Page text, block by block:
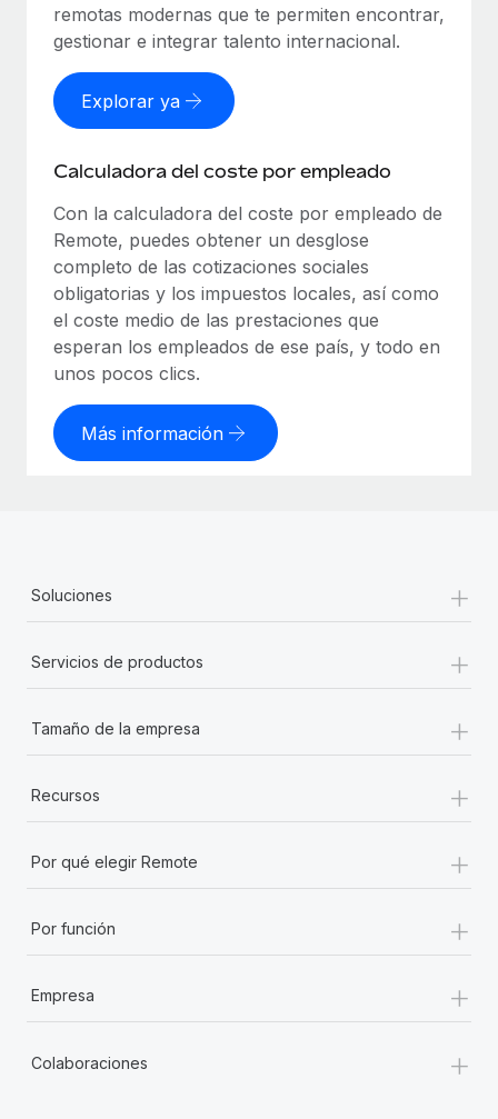
remotas modernas que te permiten encontrar,
gestionar e integrar talento internacional.
Explorar ya
Calculadora del coste por empleado
Con la calculadora del coste por empleado de
Remote, puedes obtener un desglose
completo de las cotizaciones sociales
obligatorias y los impuestos locales, así como
el coste medio de las prestaciones que
esperan los empleados de ese país, y todo en
unos pocos clics.
Más información
Soluciones +
Servicios de productos +
Tamaño de la empresa +
Recursos +
Por qué elegir Remote +
Por función +
Empresa +
Colaboraciones +